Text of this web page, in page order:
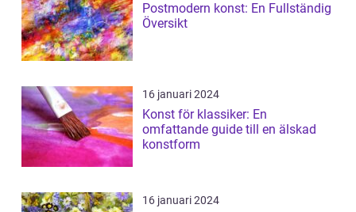
Postmodern konst: En Fullständig
Översikt
16 januari 2024
Konst för klassiker: En
omfattande guide till en älskad
konstform
16 januari 2024